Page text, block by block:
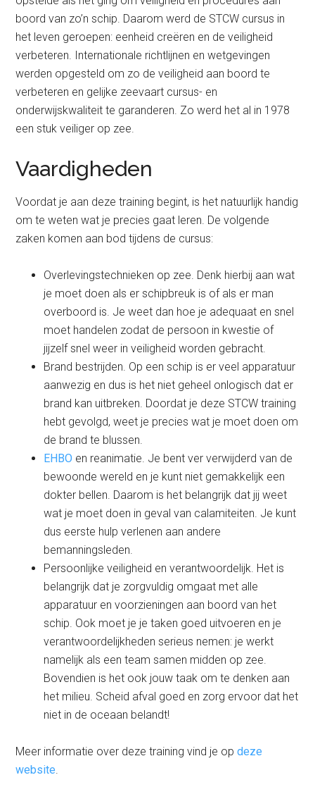
boord van zo’n schip. Daarom werd de STCW cursus in
het leven geroepen: eenheid creëren en de veiligheid
verbeteren. Internationale richtlijnen en wetgevingen
werden opgesteld om zo de veiligheid aan boord te
verbeteren en gelijke zeevaart cursus- en
onderwijskwaliteit te garanderen. Zo werd het al in 1978
een stuk veiliger op zee.
Vaardigheden
Voordat je aan deze training begint, is het natuurlijk handig
om te weten wat je precies gaat leren. De volgende
zaken komen aan bod tijdens de cursus:
Overlevingstechnieken op zee. Denk hierbij aan wat
je moet doen als er schipbreuk is of als er man
overboord is. Je weet dan hoe je adequaat en snel
moet handelen zodat de persoon in kwestie of
jijzelf snel weer in veiligheid worden gebracht.
Brand bestrijden. Op een schip is er veel apparatuur
aanwezig en dus is het niet geheel onlogisch dat er
brand kan uitbreken. Doordat je deze STCW training
hebt gevolgd, weet je precies wat je moet doen om
de brand te blussen.
EHBO en reanimatie. Je bent ver verwijderd van de
bewoonde wereld en je kunt niet gemakkelijk een
dokter bellen. Daarom is het belangrijk dat jij weet
wat je moet doen in geval van calamiteiten. Je kunt
dus eerste hulp verlenen aan andere
bemanningsleden.
Persoonlijke veiligheid en verantwoordelijk. Het is
belangrijk dat je zorgvuldig omgaat met alle
apparatuur en voorzieningen aan boord van het
schip. Ook moet je je taken goed uitvoeren en je
verantwoordelijkheden serieus nemen: je werkt
namelijk als een team samen midden op zee.
Bovendien is het ook jouw taak om te denken aan
het milieu. Scheid afval goed en zorg ervoor dat het
niet in de oceaan belandt!
Meer informatie over deze training vind je opdeze
website.